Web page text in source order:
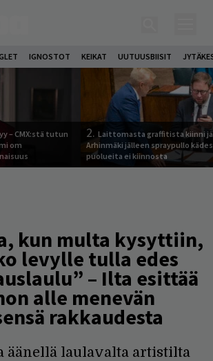
IGNOSTOT KEIKAT UUTUUSBIISIT
– CMX:stä tutun
om
2. Laittomasta graffitista kiinni
Arhinmäki jälleen spraypullo
puolueita ei kiinnosta
kun multa kysyttiin,
levylle tulla edes
– Ilta esittää
alle menevän
rakkaudesta
äänellä laulavalta artistilta